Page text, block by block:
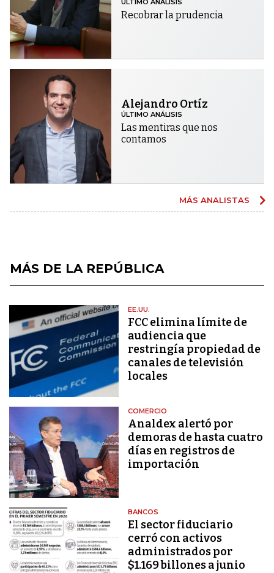
Recobrar la prudencia
Alejandro Ortíz
ÚLTIMO ANÁLISIS
Las mentiras que nos
contamos
MÁS ANALISTAS
MÁS DE LA REPÚBLICA
EE.UU.
FCC elimina límite de
audiencia que
restringía propiedad de
canales de televisión
locales
COMERCIO
Analdex alertó por
demoras de hasta cuatro
días en registros de
importación
BANCOS
El sector fiduciario
cerró con activos
administrados por
$1.169 billones a junio